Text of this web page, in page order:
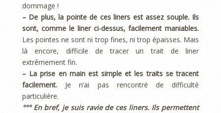
dommage !
– De plus, la pointe de ces liners est assez souple. Ils
sont, comme le liner ci-dessus, facilement maniables.
Les pointes ne sont ni trop fines, ni trop épaisses. Mais
là encore, difficile de tracer un trait de liner
extrêmement fin.
– La prise en main est simple et les traits se tracent
facilement. Je n’ai pas rencontré de difficulté
particulière.
°°° En bref, je suis ravie de ces liners. Ils permettent